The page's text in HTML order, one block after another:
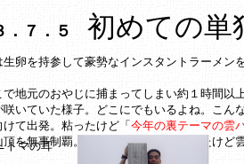
．７．５ 初めての
卵を持参して豪勢なインスタントラーメ
で地元のおやじに捕まってしまい約１時間
いていた様子。どこにでもいるよね。こん
て出発。粘ったけど「 今年の裏テーマの雲
頂を無事制覇。山頂でもしばらく粘ったけ
マの耳